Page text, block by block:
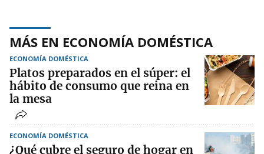
MÁS EN ECONOMÍA DOMÉSTICA
ECONOMÍA DOMÉSTICA
Platos preparados en el súper: el
hábito de consumo que reina en
la mesa
ECONOMÍA DOMÉSTICA
¿Qué cubre el seguro de hogar en